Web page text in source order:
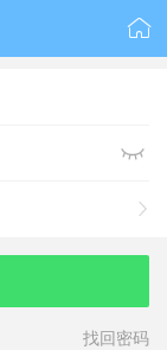



找回密码